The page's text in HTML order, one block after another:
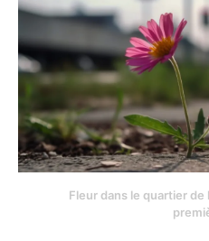
Fleur dans le quartier de